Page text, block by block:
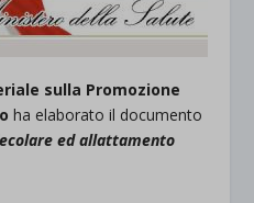
sulla Promozione
ha elaborato il documento
ed allattamento